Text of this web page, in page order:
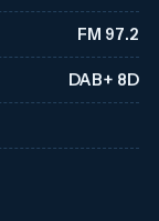
FM 97.2
DAB+ 8D